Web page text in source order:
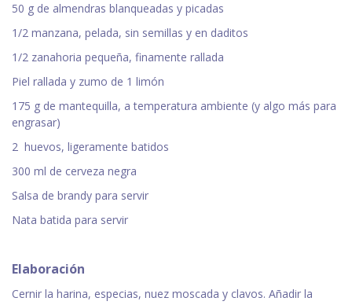
50 g de almendras blanqueadas y picadas
1/2 manzana, pelada, sin semillas y en daditos
1/2 zanahoria pequeña, finamente rallada
Piel rallada y zumo de 1 limón
175 g de mantequilla, a temperatura ambiente (y algo más para
engrasar)
2 huevos, ligeramente batidos
300 ml de cerveza negra
Salsa de brandy para servir
Nata batida para servir
Elaboración
Cernir la harina, especias, nuez moscada y clavos. Añadir la